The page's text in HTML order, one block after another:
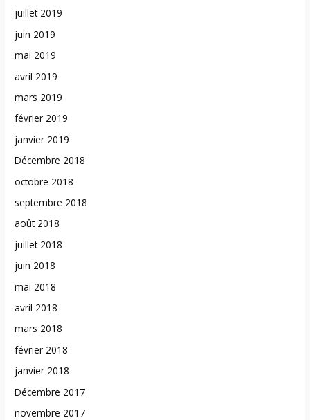
juillet 2019
juin 2019
mai 2019
avril 2019
mars 2019
février 2019
janvier 2019
Décembre 2018
octobre 2018
septembre 2018
août 2018
juillet 2018
juin 2018
mai 2018
avril 2018
mars 2018
février 2018
janvier 2018
Décembre 2017
novembre 2017